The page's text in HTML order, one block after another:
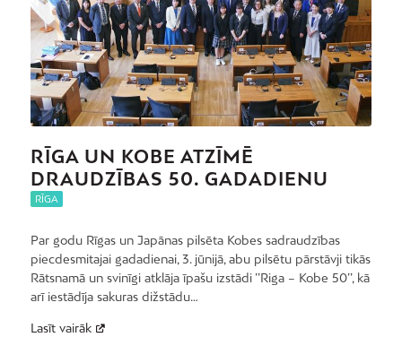
RĪGA UN KOBE ATZĪMĒ
DRAUDZĪBAS 50. GADADIENU
RĪGA
Par godu Rīgas un Japānas pilsēta Kobes sadraudzības
piecdesmitajai gadadienai, 3. jūnijā, abu pilsētu pārstāvji tikās
Rātsnamā un svinīgi atklāja īpašu izstādi ’’Riga – Kobe 50’’, kā
arī iestādīja sakuras dižstādu…
Lasīt vairāk